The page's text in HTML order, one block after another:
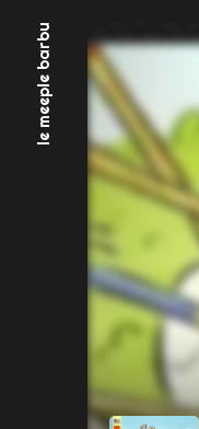
contenu
le meeple barbu